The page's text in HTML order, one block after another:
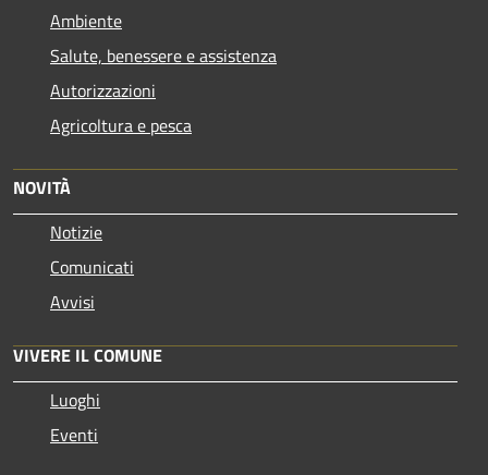
Ambiente
Salute, benessere e assistenza
Autorizzazioni
Agricoltura e pesca
NOVITÀ
Notizie
Comunicati
Avvisi
VIVERE IL COMUNE
Luoghi
Eventi